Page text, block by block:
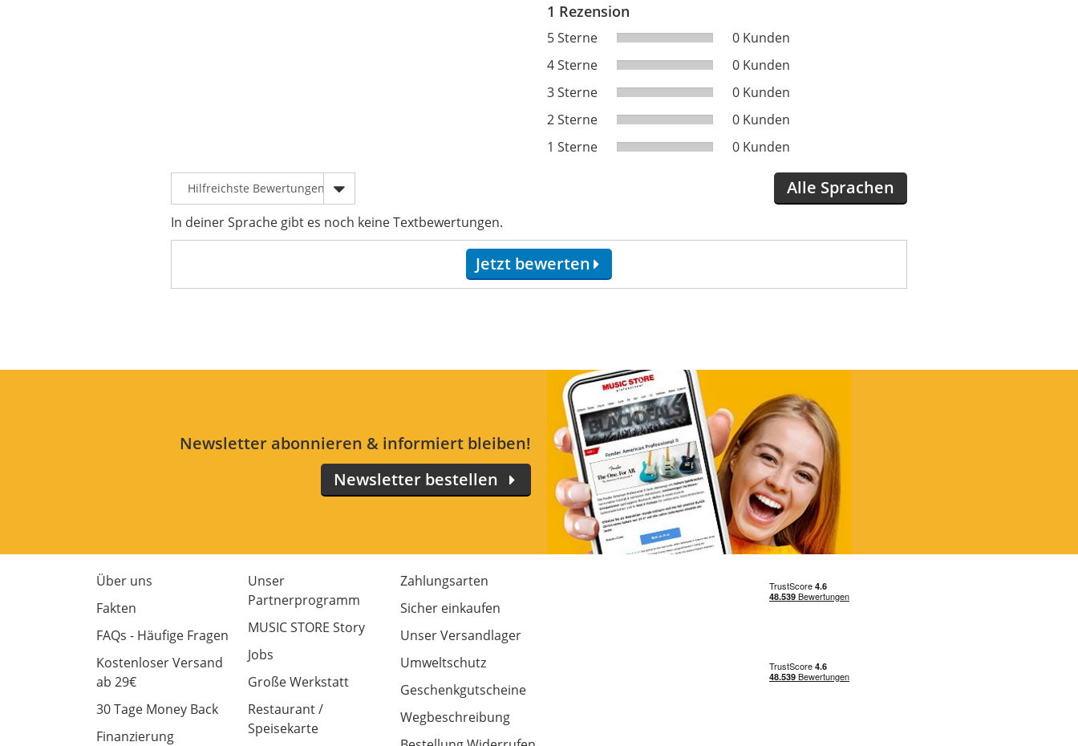
1 Rezension
5 Sterne
0 Kunden
4 Sterne
0 Kunden
3 Sterne
0 Kunden
2 Sterne
0 Kunden
1 Sterne
0 Kunden
Alle Sprachen
In deiner Sprache gibt es noch keine Textbewertungen.
Jetzt bewerten
Newsletter abonnieren & informiert bleiben!
Newsletter bestellen
Über uns
Fakten
FAQs - Häufige Fragen
Kostenloser Versand
ab 29€
30 Tage Money Back
Finanzierung
Unser
Partnerprogramm
MUSIC STORE Story
Jobs
Große Werkstatt
Restaurant /
Speisekarte
Zahlungsarten
Sicher einkaufen
Unser Versandlager
Umweltschutz
Geschenkgutscheine
Wegbeschreibung